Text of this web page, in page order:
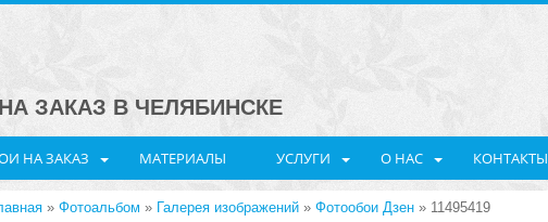
ЗАКАЗ В ЧЕЛЯБИНСКЕ
НА ЗАКАЗ МАТЕРИАЛЫ УСЛУГИ О НАС КОНТАКТЫ
» Фотоальбом » Галерея изображений» Фотообои Дзен» 11495419